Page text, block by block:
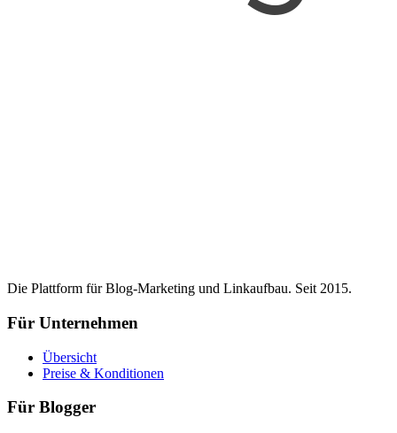
Die Plattform für Blog-Marketing und Linkaufbau. Seit 2015.
Für Unternehmen
Übersicht
Preise & Konditionen
Für Blogger